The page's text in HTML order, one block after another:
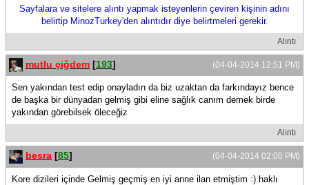
Sayfalara ve sitelere alıntı yapmak isteyenlerin çeviren kişinin adını
belirtip MinozTurkey'den alıntıdır diye belirtmeleri gerekir.
Alıntı
(04-04-2014 12:51 PM)
mutlu çiğdem [193]
Sen yakından test edip onayladın da biz uzaktan da farkındayız bence
de başka bir dünyadan gelmiş gibi eline sağlık canım demek birde
yakından görebilsek öleceğiz
Alıntı
(04-04-2014 02:00 PM)
besra [85]
Kore dizileri içinde Gelmiş geçmiş en iyi anne ilan etmiştim :) haklı